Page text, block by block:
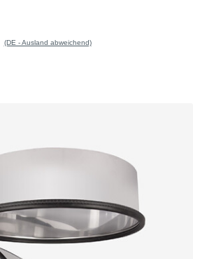
(DE - Ausland abweichend)